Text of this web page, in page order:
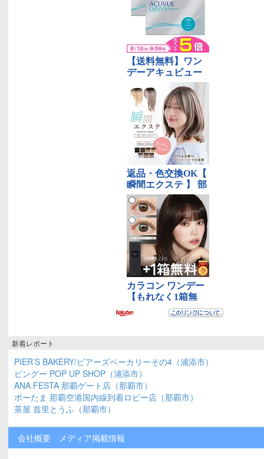
新着レポート
PIER’S BAKERY/ピアーズベーカリーその4（浦添市）
ピングー POP UP SHOP（浦添市）
ANA FESTA 那覇ゲート店（那覇市）
ポーたま 那覇空港国内線到着ロビー店（那覇市）
茶屋 首里とうふ（那覇市）
会社概要 メディア掲載情報